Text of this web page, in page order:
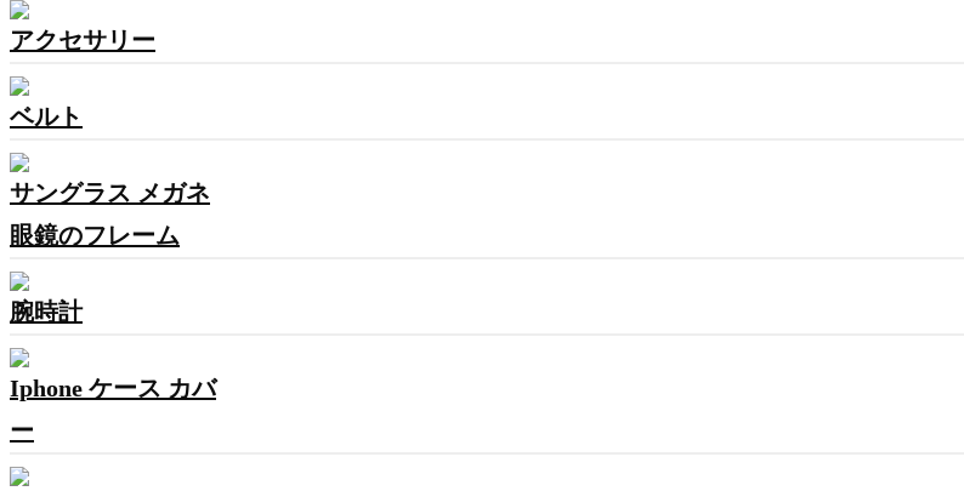
アクセサリー
ベルト
サングラス メガネ
眼鏡のフレーム
腕時計
Iphone ケース カバ
ー